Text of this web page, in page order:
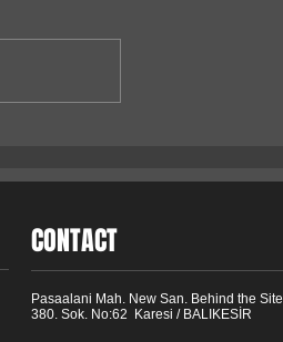
CONTACT
Pasaalani Mah. New San. Behind the Site
380. Sok. No:62 Karesi / BALIKESİR